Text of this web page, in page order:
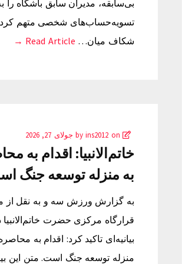
بی‌سابقه، مدیران سابق باشگاه را
تسویه‌حساب‌های شخصی متهم کرد
شکاف میان… Read Article →
ins2012 on جولای 27, 2026
خاتم‌الانبیا: اقدام به
به منزله توسعه جنگ
به گزارش ورزش سه و به نقل از
قرارگاه مرکزی حضرت خاتم‌الانبیا
بیانیه‌ای تاکید کرد: اقدام به
منزله توسعه جنگ است. متن این